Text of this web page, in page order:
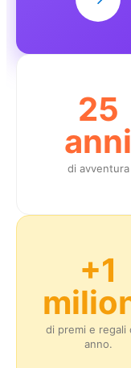
25
anni
di avventura
+1
di premi e regali
anno.